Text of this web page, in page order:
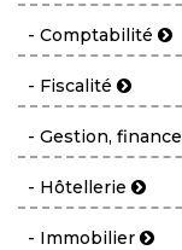
- Comptabilité
- Fiscalité
- Gestion, finance
- Hôtellerie
- Immobilier